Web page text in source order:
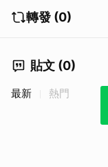
轉發 (0)
貼文 (0)
最新 熱門